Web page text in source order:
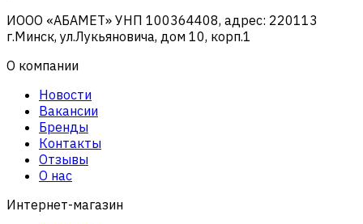
ИООО «АБАМЕТ» УНП 100364408, адрес: 220113
г.Минск, ул.Лукьяновича, дом 10, корп.1
О компании
Новости
Вакансии
Бренды
Контакты
Отзывы
О нас
Интернет-магазин